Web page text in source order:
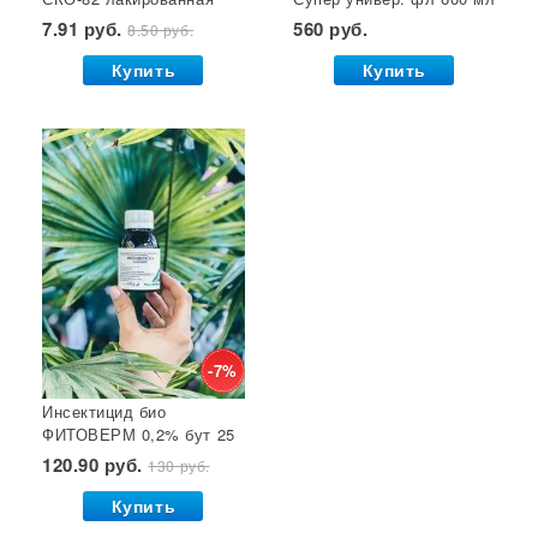
Звезда 1/50/600*
7.91 руб.8.50 руб.
Купить
(двойное распыление)
GB 1/24*
560 руб.
Купить
-7%
Инсектицид био
ФИТОВЕРМ 0,2% бут 25
мл ВХ 1/30
120.90 руб.130 руб.
Купить